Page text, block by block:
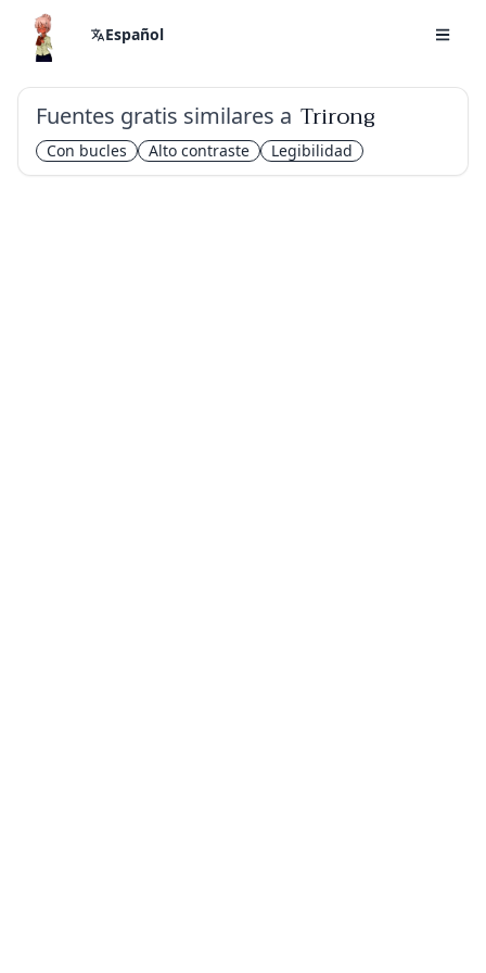
Español
Fuentes gratis similares a Trirong
Con bucles Alto contraste Legibilidad